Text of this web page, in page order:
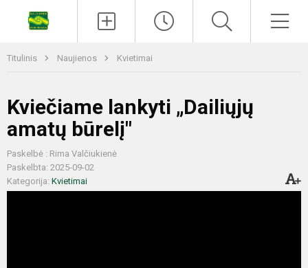
Titulinis Naujienos Kvietimai
Kviečiame lankyti „Dailiųjų
amatų būrelį"
Paskelbė : Rima Valčiukienė
Paskelbta: 2025-09-02
Kategorija: Kvietimai